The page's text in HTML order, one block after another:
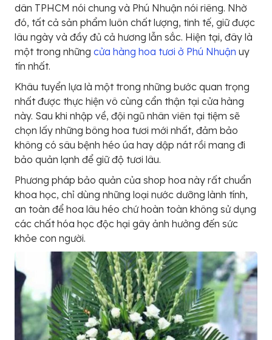
dân TPHCM nói chung và Phú Nhuận nói riêng. Nhờ
đó, tất cả sản phẩm luôn chất lượng, tinh tế, giữ được
lâu ngày và đầy đủ cả hương lẫn sắc. Hiện tại, đây là
một trong những cửa hàng hoa tươi ở Phú Nhuận uy
tín nhất.
Khâu tuyển lựa là một trong những bước quan trọng
nhất được thực hiện vô cùng cẩn thận tại cửa hàng
này. Sau khi nhập về, đội ngũ nhân viên tại tiệm sẽ
chọn lấy những bông hoa tươi mới nhất, đảm bảo
không có sâu bệnh héo úa hay dập nát rồi mang đi
bảo quản lạnh để giữ độ tươi lâu.
Phương pháp bảo quản của shop hoa này rất chuẩn
khoa học, chỉ dùng những loại nước dưỡng lành tính,
an toàn để hoa lâu héo chứ hoàn toàn không sử dụng
các chất hóa học độc hại gây ảnh hưởng đến sức
khỏe con người.